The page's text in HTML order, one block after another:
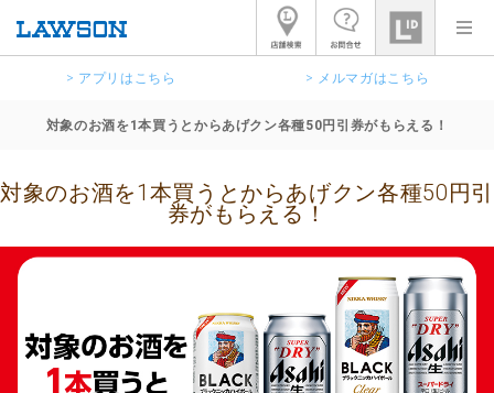
> アプリはこちら > メルマガはこちら
対象のお酒を1本買うとからあげクン各種50円引券がもらえる！
対象のお酒を1本買うとからあげクン各種50円引
券がもらえる！